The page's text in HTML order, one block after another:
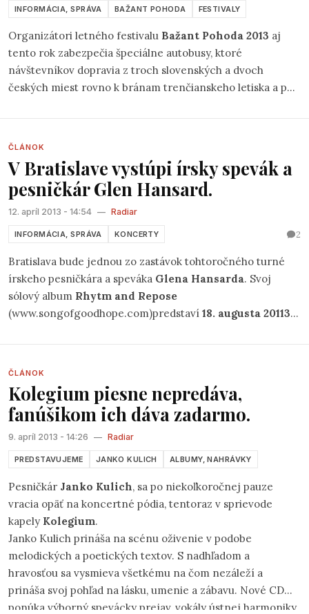
INFORMÁCIA, SPRÁVA BAŽANT POHODA FESTIVALY
Organizátori letného festivalu Bažant Pohoda 2013 aj
tento rok zabezpečia špeciálne autobusy, ktoré
návštevníkov dopravia z troch slovenských a dvoch
českých miest rovno k bránam trenčianskeho letiska a po
našich návštevníkov už niekoľko rokov, je štandardom na
veľkých európskych festivaloch,
“ hovorí Ľubica Ščambová zo
spoločnosti Pohoda Festival.
ČLÁNOK
V Bratislave vystúpi írsky spevák a
pesničkár Glen Hansard.
12. apríl 2013 - 14:54 — Radiar
INFORMÁCIA, SPRÁVA KONCERTY 2
Bratislava bude jednou zo zastávok tohtoročného turné
írskeho pesničkára a speváka Glena Hansarda. Svoj
sólový album Rhytm and Repose
(www.songofgoodhope.com)predstaví 18. augusta 20113v
Brucea Springsteena a medzi veľkých fanúšikov jeho
hudby patria aj také celebrity ako Bono Vox či Eddie
Vedder.
ČLÁNOK
Kolegium piesne nepredáva,
fanúšikom ich dáva zadarmo.
9. apríl 2013 - 14:26 — Radiar
PREDSTAVUJEME JANKO KULICH ALBUMY, NAHRÁVKY
Pesničkár Janko Kulich, sa po niekoľkoročnej pauze
vracia opäť na koncertné pódia, tentoraz v sprievode
kapely Kolegium.
Janko Kulich prináša na scénu oživenie v podobe
melodických a poetických textov. S nadhľadom a
hravosťou sa vysmieva všetkému na čom nezáleží a
prináša svoj pohľad na lásku, umenie a zábavu. Nové CD
ponúka výborný spevácky prejav, vokály ústnej harmoniky,